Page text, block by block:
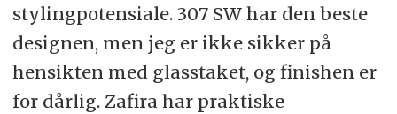
stylingpotensiale. 307 SW har den beste
designen, men jeg er ikke sikker på
hensikten med glasstaket, og finishen er
for dårlig. Zafira har praktiske